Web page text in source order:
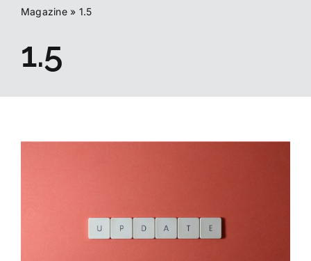
Audio
La foto del mese
Magazine» 1.5
1.5